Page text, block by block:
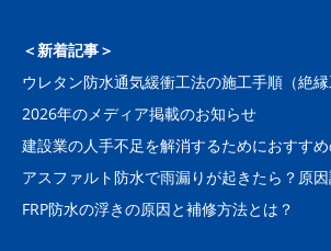
＜新着記事＞
ウレタン防水通気緩衝工法の施工手順（絶縁
2026年のメディア掲載のお知らせ
建設業の人手不足を解消するためにおすすめ
アスファルト防水で雨漏りが起きたら？原
FRP防水の浮きの原因と補修方法とは？